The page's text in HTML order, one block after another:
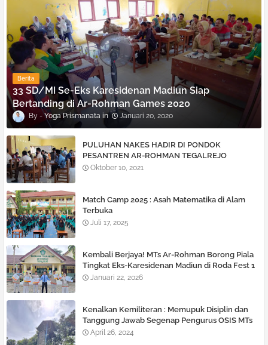
Berita
33 SD/MI Se-Eks Karesidenan Madiun Siap
Bertanding di Ar-Rohman Games 2020
Yoga Prismanata Januari 20, 2020
PULUHAN NAKES HADIR DI PONDOK
PESANTREN AR-ROHMAN TEGALREJO
Oktober 10, 2021
Match Camp 2025 : Asah Matematika di Alam
Terbuka
Juli 17, 2025
Kembali Berjaya! MTs Ar-Rohman Borong Piala
Tingkat Eks-Karesidenan Madiun di Roda Fest 1
Januari 22, 2026
Kenalkan Kemiliteran : Memupuk Disiplin dan
Tanggung Jawab Segenap Pengurus OSIS MTs
Ar-Rohman Tegalrejo
April 26, 2024